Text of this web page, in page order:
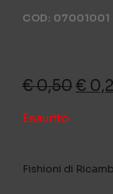
COD: 07001001
€0,50Il
€
€
Esaurito
Fishioni di